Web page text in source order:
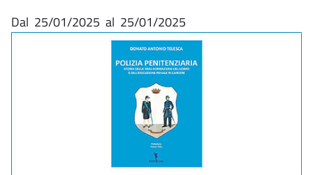
Dal 25/01/2025 al 25/01/2025